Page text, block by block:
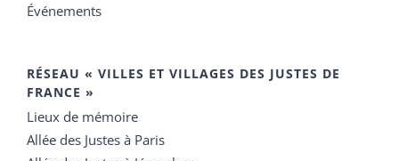
Événements
RÉSEAU « VILLES ET VILLAGES DES JUSTES DE
FRANCE »
Lieux de mémoire
Allée des Justes à Paris